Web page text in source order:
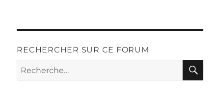
RECHERCHER SUR CE FORUM
Recherche
pour :